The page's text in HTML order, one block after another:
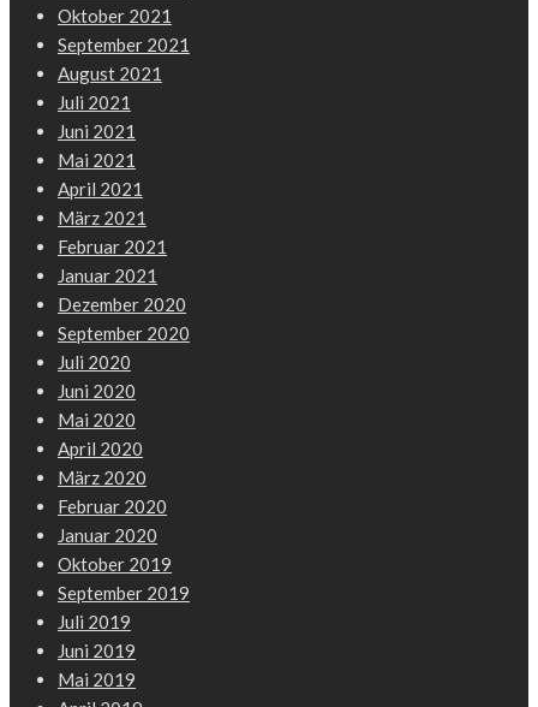
Oktober 2021
September 2021
August 2021
Juli 2021
Juni 2021
Mai 2021
April 2021
März 2021
Februar 2021
Januar 2021
Dezember 2020
September 2020
Juli 2020
Juni 2020
Mai 2020
April 2020
März 2020
Februar 2020
Januar 2020
Oktober 2019
September 2019
Juli 2019
Juni 2019
Mai 2019